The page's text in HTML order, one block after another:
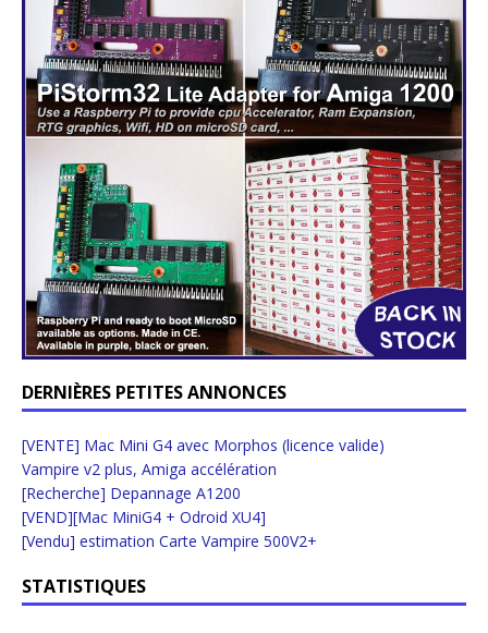
DERNIÈRES PETITES ANNONCES
[VENTE] Mac Mini G4 avec Morphos (licence valide)
Vampire v2 plus, Amiga accélération
[Recherche] Depannage A1200
[VEND][Mac MiniG4 + Odroid XU4]
[Vendu] estimation Carte Vampire 500V2+
STATISTIQUES